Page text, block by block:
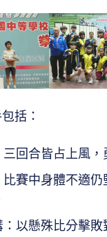
括：
三回合皆占上風，
比賽中身體不適
：以懸殊比分擊